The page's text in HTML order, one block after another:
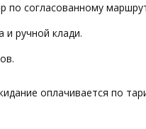
по согласованному
и ручной клади.
оплачивается по